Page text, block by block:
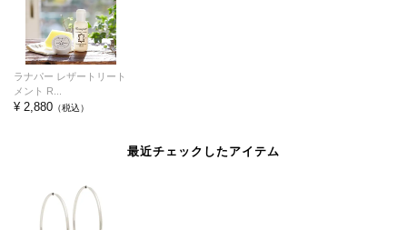
ラナパー レザートリート
メント R...
¥ 2,880 （税込）
最近チェックしたアイテム